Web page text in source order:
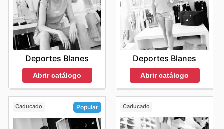
Deportes Blanes
Abrir catálogo
Deportes Blanes
Abrir catálogo
Caducado Popular Caducado